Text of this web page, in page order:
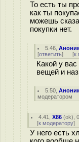
То есть ты
как ты
можешь
покупки нет.
5.46 ,
[ответить] [к
Какой у
вещей и
5.50 ,
модератором
4.41 ,X86 (ok),
[к модератору]
У него есть